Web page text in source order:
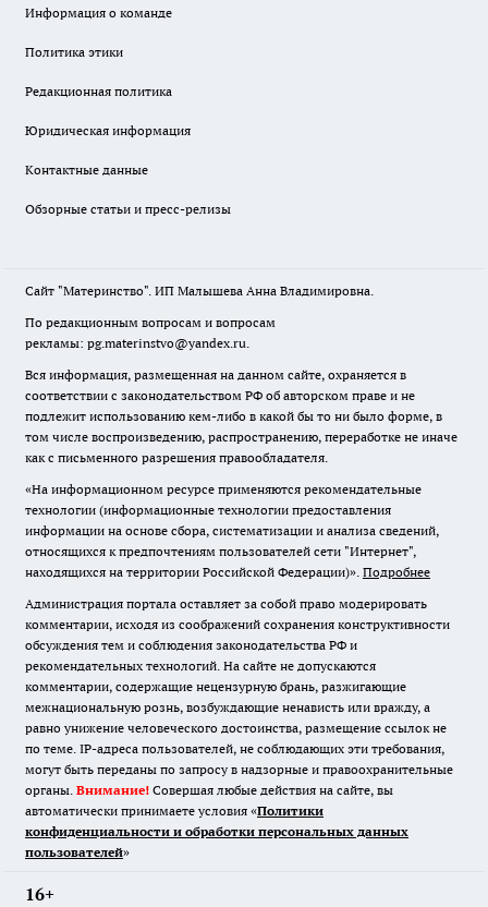
Информация о команде
Политика этики
Редакционная политика
Юридическая информация
Контактные данные
Обзорные статьи и пресс-релизы
Сайт "Материнство". ИП Малышева Анна Владимировна.
По редакционным вопросам и вопросам
рекламы: pg.materinstvo@yandex.ru.
Вся информация, размещенная на данном сайте, охраняется в
соответствии с законодательством РФ об авторском праве и не
подлежит использованию кем-либо в какой бы то ни было форме, в
том числе воспроизведению, распространению, переработке не иначе
как с письменного разрешения правообладателя.
«На информационном ресурсе применяются рекомендательные
технологии (информационные технологии предоставления
информации на основе сбора, систематизации и анализа сведений,
относящихся к предпочтениям пользователей сети "Интернет",
находящихся на территории Российской Федерации)». Подробнее
Администрация портала оставляет за собой право модерировать
комментарии, исходя из соображений сохранения конструктивности
обсуждения тем и соблюдения законодательства РФ и
рекомендательных технологий. На сайте не допускаются
комментарии, содержащие нецензурную брань, разжигающие
межнациональную рознь, возбуждающие ненависть или вражду, а
равно унижение человеческого достоинства, размещение ссылок не
по теме. IP-адреса пользователей, не соблюдающих эти требования,
могут быть переданы по запросу в надзорные и правоохранительные
органы. Внимание! Совершая любые действия на сайте, вы
автоматически принимаете условия «Политики
конфиденциальности и обработки персональных данных
пользователей»
16+